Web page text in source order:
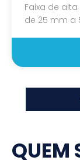
Faixa de
de 25 mm a
QUEM